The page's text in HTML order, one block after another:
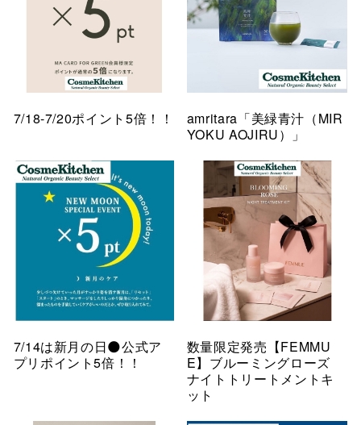
7/18-7/20ポイント5倍！！
amritara「美緑青汁（MIR
YOKU AOJIRU）」
7/14は新月の日🌑公式ア
プリポイント5倍！！
数量限定発売【FEMMU
E】ブルーミングローズ
ナイトトリートメントキ
ット